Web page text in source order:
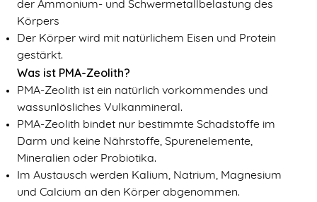
der Ammonium- und Schwermetallbelastung des
Körpers
Der Körper wird mit natürlichem Eisen und Protein
gestärkt.
Was ist PMA-Zeolith?
PMA-Zeolith ist ein natürlich vorkommendes und
wassunlösliches Vulkanmineral.
PMA-Zeolith bindet nur bestimmte Schadstoffe im
Darm und keine Nährstoffe, Spurenelemente,
Mineralien oder Probiotika.
Im Austausch werden Kalium, Natrium, Magnesium
und Calcium an den Körper abgenommen.